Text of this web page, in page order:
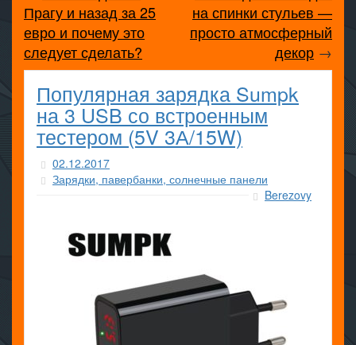
Прагу и назад за 25
евро и почему это
следует сделать?
на спинки стульев —
просто атмосферный
декор →
Популярная зарядка Sumpk
на 3 USB со встроенным
тестером (5V 3А/15W)
02.12.2017
Зарядки, павербанки, солнечные панели
Berezovy